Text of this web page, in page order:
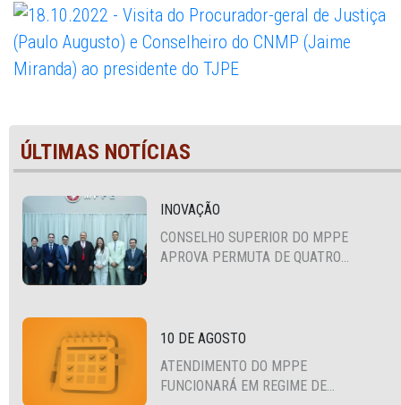
ÚLTIMAS NOTÍCIAS
INOVAÇÃO
CONSELHO SUPERIOR DO MPPE
APROVA PERMUTA DE QUATRO
10 DE AGOSTO
ATENDIMENTO DO MPPE
FUNCIONARÁ EM REGIME DE